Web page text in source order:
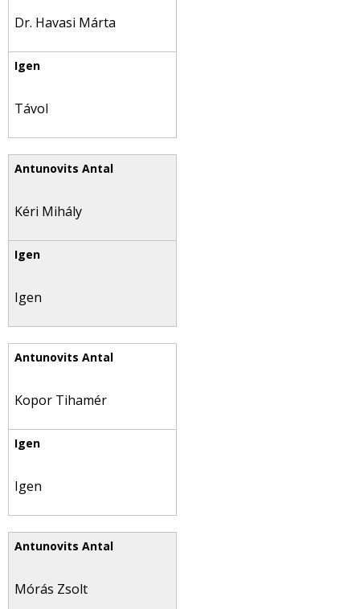
Dr. Havasi Márta
Távol
Kéri Mihály
Igen
Kopor Tihamér
Igen
Mórás Zsolt